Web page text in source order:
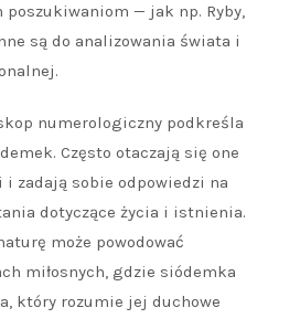
poszukiwaniom — jak np. Ryby,
są do analizowania świata i
numerologiczny podkreśla
Często otaczają się one
zadają sobie odpowiedzi na
dotyczące życia i istnienia.
może powodować
miłosnych, gdzie siódemka
który rozumie jej duchowe